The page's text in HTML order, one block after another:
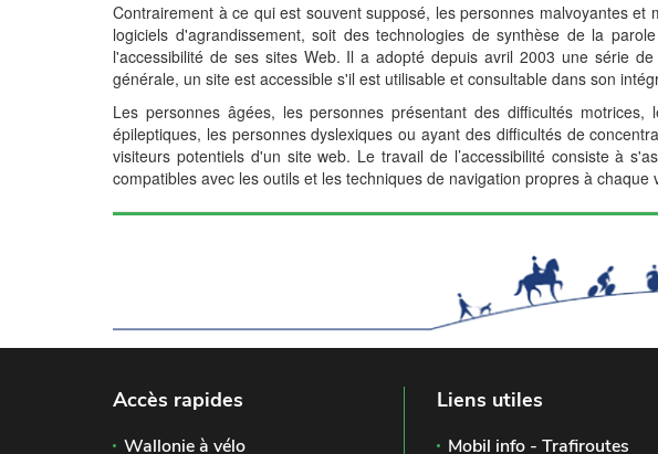
Contrairement à ce qui est souvent supposé, les personnes malvoyantes
logiciels d'agrandissement, soit des technologies de synthèse de la
l'accessibilité de ses sites Web. Il a adopté depuis avril 2003 une série
générale, un site est accessible s'il est utilisable et consultable dans son
Les personnes âgées, les personnes présentant des difficultés
épileptiques, les personnes dyslexiques ou ayant des difficultés de
visiteurs potentiels d'un site web. Le travail de l’accessibilité consiste à
compatibles avec les outils et les techniques de navigation propres à chaque
Accès rapides
Wallonie à vélo
Liens utiles
Mobil info - Trafiroutes